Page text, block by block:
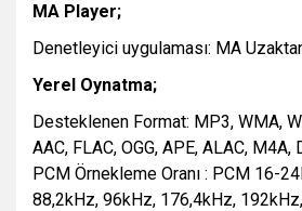
MA Player;
Denetleyici uygulaması: MA
Yerel Oynatma;
Desteklenen Format: MP3, WMA,
AAC, FLAC, OGG, APE, ALAC, M4A,
PCM Örnekleme Oranı : PCM 16-
88,2kHz, 96kHz, 176,4kHz,